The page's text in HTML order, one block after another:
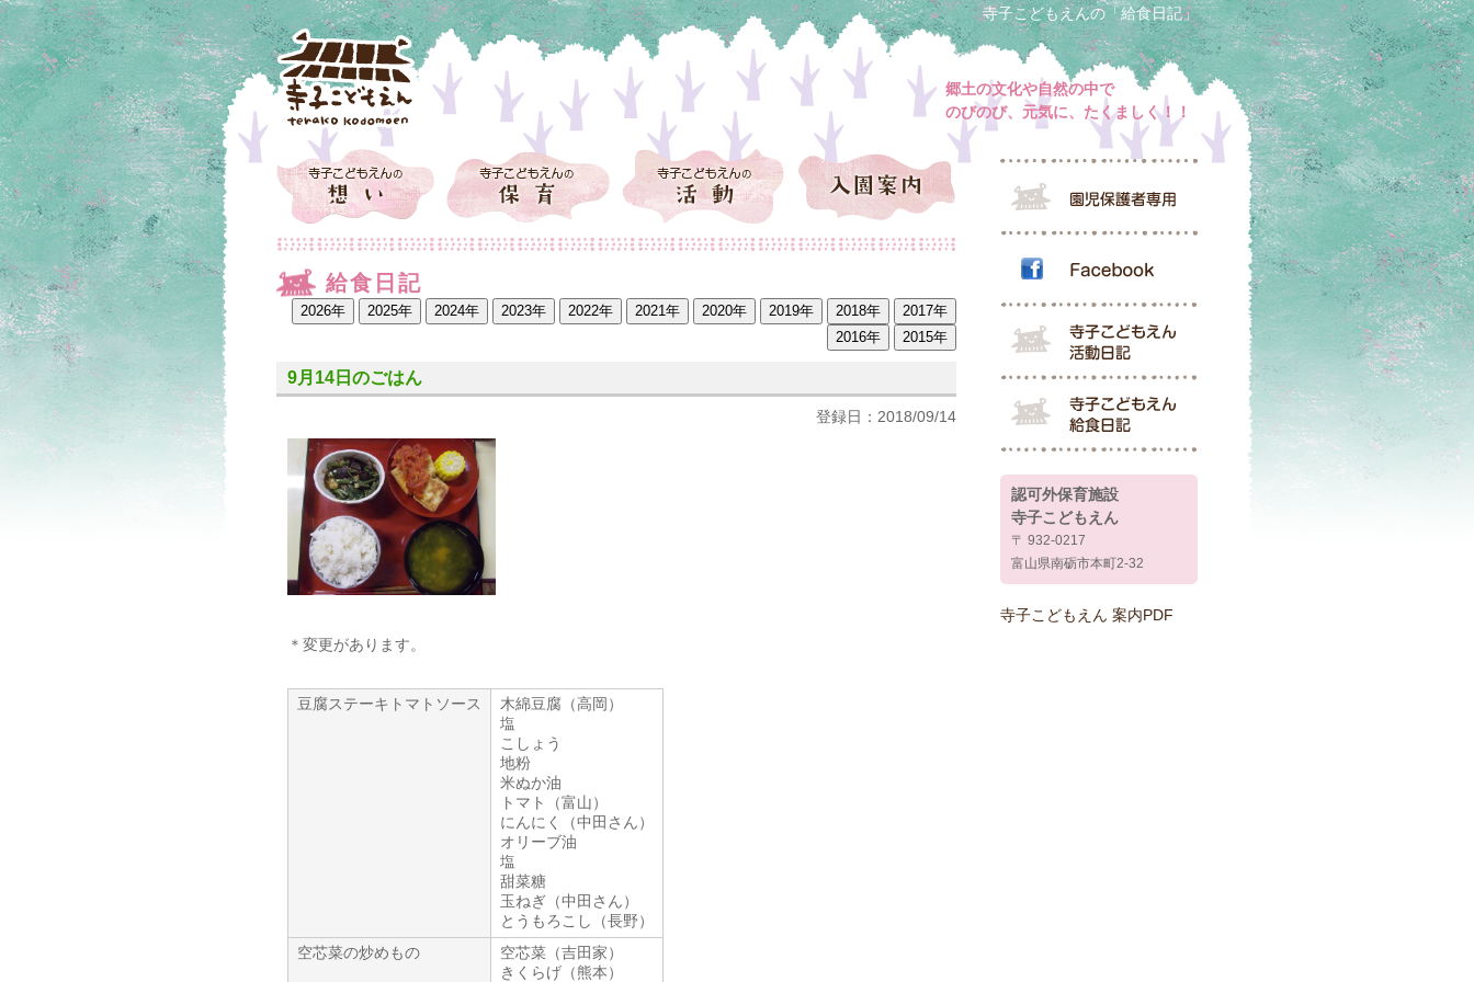
寺子こどもえんの「給食日記」
郷土の文化や自然の中で
のびのび、元気に、たくましく！！
給食日記
9月14日のごはん
登録日：2018/09/14
＊変更があります。
豆腐ステーキトマトソース
木綿豆腐（高岡）
塩
こしょう
地粉
米ぬか油
トマト（富山）
にんにく（中田さん）
オリーブ油
塩
甜菜糖
玉ねぎ（中田さん）
とうもろこし（長野）
空芯菜の炒めもの
空芯菜（吉田家）
きくらげ（熊本）
認可外保育施設
寺子こどもえん
〒 932-0217
富山県南砺市本町2-32
寺子こどもえん 案内PDF